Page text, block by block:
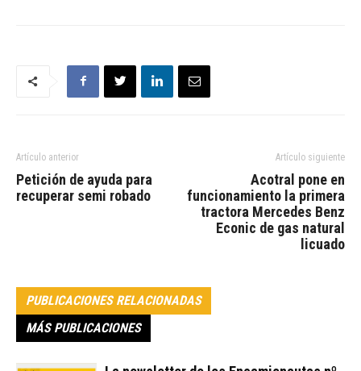
Artículo anterior
Petición de ayuda para
recuperar semi robado
Artículo siguiente
Acotral pone en
funcionamiento la primera
tractora Mercedes Benz
Econic de gas natural
licuado
PUBLICACIONES RELACIONADAS
MÁS PUBLICACIONES